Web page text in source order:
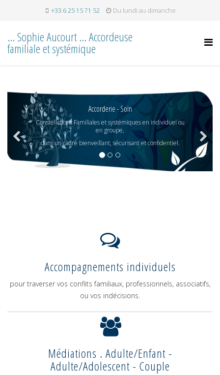
+33 6 25 15 71 52 Du lundi au dimanche
... Sophie Aucourt ... Accordeuse
familiale et systémique
Accorderie - Soin
Constellations Familiales et systémiques en individuel ou
en groupe,
dans un cadre bienveillant, sécurisant et confidentiel.
Accompagnements individuels
pour traverser vos conflits familiaux, professionnels, associatifs,
ou vos indécisions.
Médiations . Adulte/Enfant -
Adulte/Adolescent - Couple